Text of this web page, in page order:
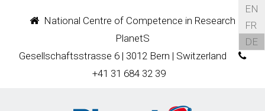
National Centre of Competence in Research
PlanetS
Gesellschaftsstrasse 6 | 3012 Bern | Switzerland
+41 31 684 32 39
EN
FR
DE